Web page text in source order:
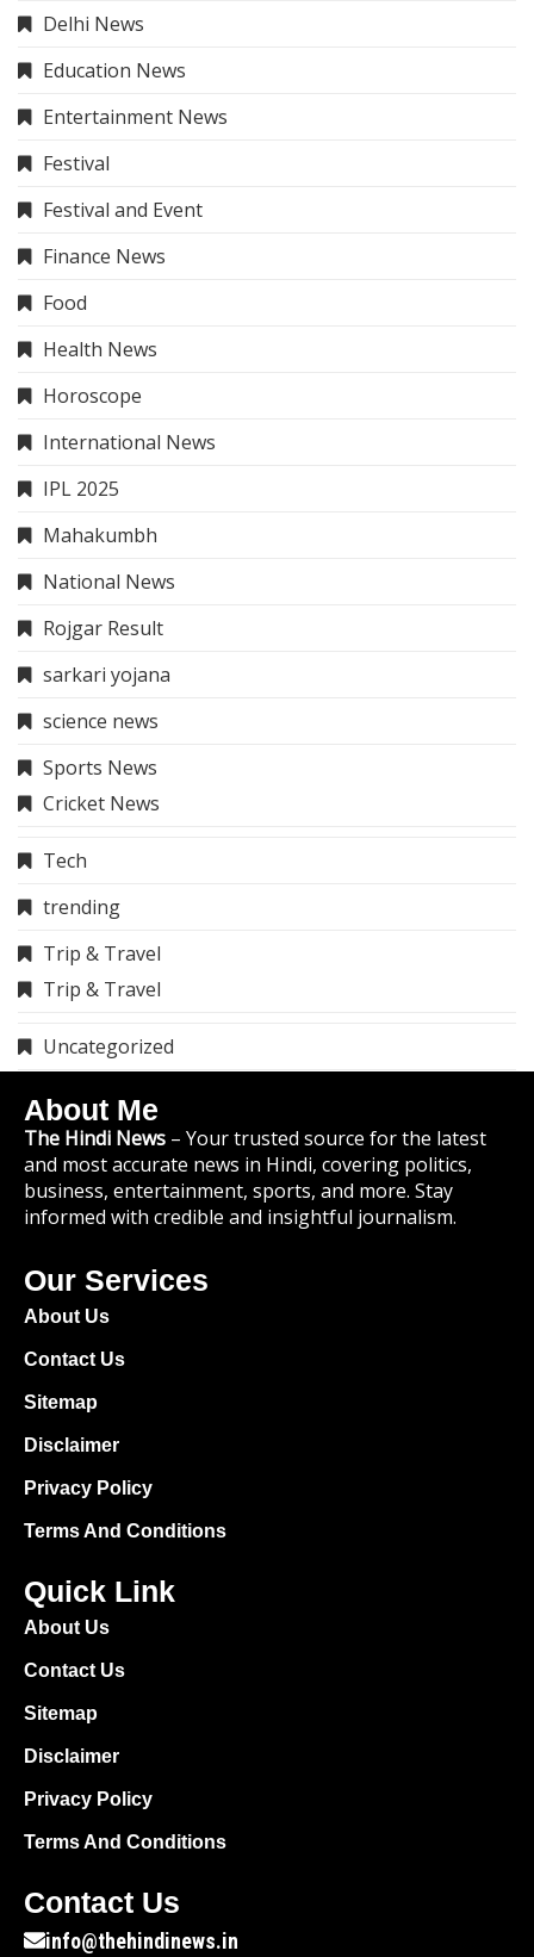
Delhi News
Education News
Entertainment News
Festival
Festival and Event
Finance News
Food
Health News
Horoscope
International News
IPL 2025
Mahakumbh
National News
Rojgar Result
sarkari yojana
science news
Sports News
Cricket News
Tech
trending
Trip & Travel
Trip & Travel
Uncategorized
About Me
The Hindi News – Your trusted source for the latest
and most accurate news in Hindi, covering politics,
business, entertainment, sports, and more. Stay
informed with credible and insightful journalism.
Our Services
About Us
Contact Us
Sitemap
Disclaimer
Privacy Policy
Terms And Conditions
Quick Link
About Us
Contact Us
Sitemap
Disclaimer
Privacy Policy
Terms And Conditions
Contact Us
info@thehindinews.in